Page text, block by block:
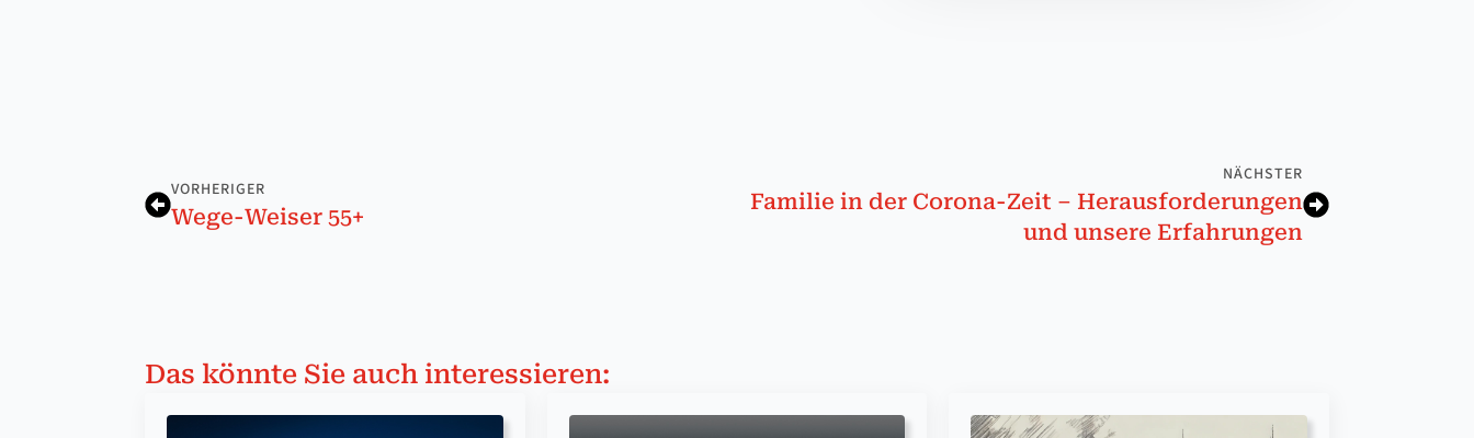
VORHERIGER
Wege-Weiser 55+
NÄCHSTER
Familie in der Corona-Zeit – Herausforderungen
und unsere Erfahrungen
Das könnte Sie auch interessieren: